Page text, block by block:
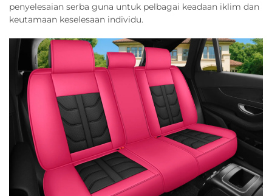
penyelesaian serba guna untuk pelbagai keadaan iklim dan
keutamaan keselesaan individu.